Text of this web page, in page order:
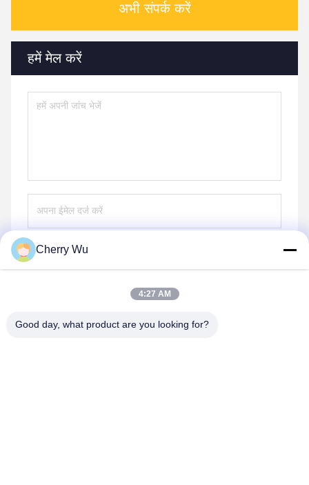
अभी संपर्क करें
हमें मेल करें
भेजना
Cherry Wu
4:27 AM
Good day, what product are you looking for?